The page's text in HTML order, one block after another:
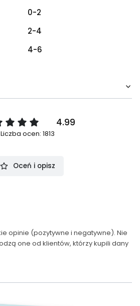
0-2
2-4
4-6
4.99
Liczba ocen: 1813
Oceń i opisz
opinie (pozytywne i negatywne). Nie
one od klientów, którzy kupili dany